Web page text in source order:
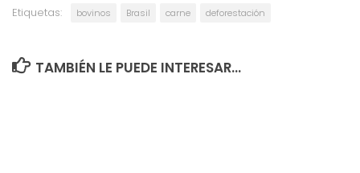
Etiquetas: bovinos Brasil carne deforestación
TAMBIÉN LE PUEDE INTERESAR...